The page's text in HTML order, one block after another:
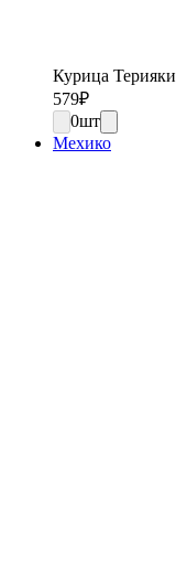
Курица Терияки
579₽
0шт
Мехико